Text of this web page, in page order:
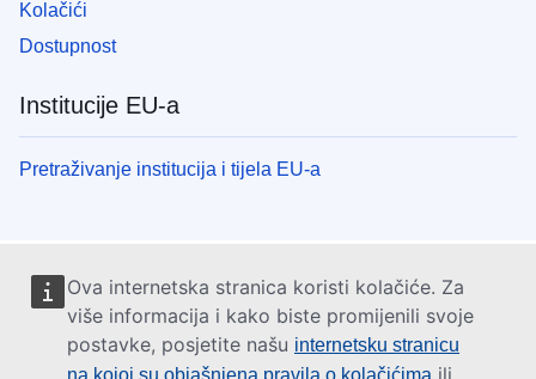
Ova internetska stranica koristi kolačiće. Za
više informacija i kako biste promijenili svoje
postavke, posjetite našu internetsku stranicu
na kojoj su objašnjena pravila o kolačićima ili
Kolačići
Dostupnost
Institucije EU-a
Pretraživanje institucija i tijela EU-a